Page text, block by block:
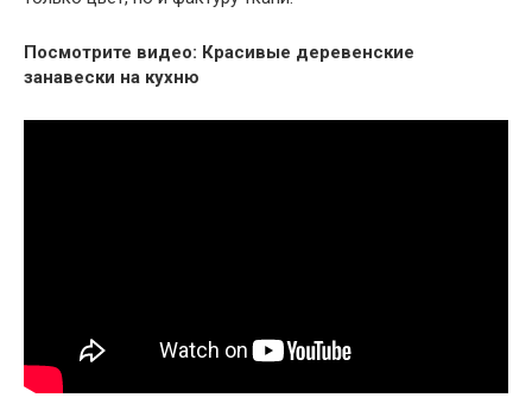
Посмотрите видео: Красивые деревенские
занавески на кухню